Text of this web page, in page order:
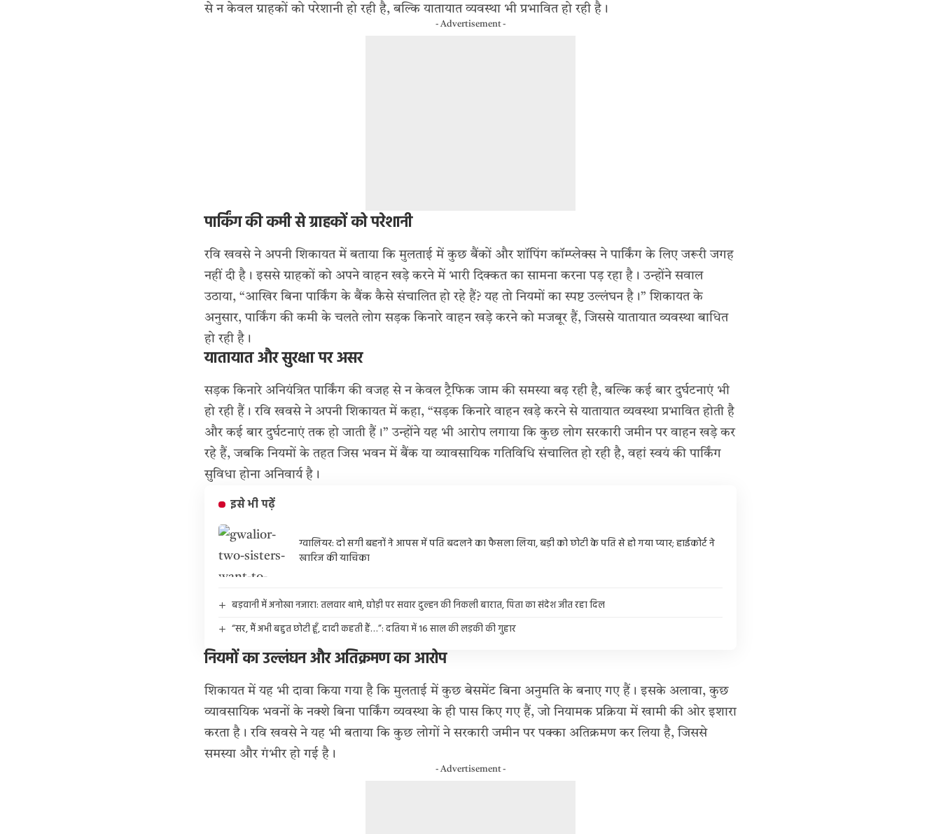
से न केवल ग्राहकों को परेशानी हो रही है, बल्कि यातायात व्यवस्था भी प्रभावित हो रही है।
- Advertisement -
पार्किंग की कमी से ग्राहकों को परेशानी
रवि खवसे ने अपनी शिकायत में बताया कि मुलताई में कुछ बैंकों और शॉपिंग कॉम्प्लेक्स ने पार्किंग के लिए जरूरी जगह
नहीं दी है। इससे ग्राहकों को अपने वाहन खड़े करने में भारी दिक्कत का सामना करना पड़ रहा है। उन्होंने सवाल
उठाया, “आखिर बिना पार्किंग के बैंक कैसे संचालित हो रहे हैं? यह तो नियमों का स्पष्ट उल्लंघन है।” शिकायत के
अनुसार, पार्किंग की कमी के चलते लोग सड़क किनारे वाहन खड़े करने को मजबूर हैं, जिससे यातायात व्यवस्था बाधित
हो रही है।
यातायात और सुरक्षा पर असर
सड़क किनारे अनियंत्रित पार्किंग की वजह से न केवल ट्रैफिक जाम की समस्या बढ़ रही है, बल्कि कई बार दुर्घटनाएं भी
हो रही हैं। रवि खवसे ने अपनी शिकायत में कहा, “सड़क किनारे वाहन खड़े करने से यातायात व्यवस्था प्रभावित होती है
और कई बार दुर्घटनाएं तक हो जाती हैं।” उन्होंने यह भी आरोप लगाया कि कुछ लोग सरकारी जमीन पर वाहन खड़े कर
रहे हैं, जबकि नियमों के तहत जिस भवन में बैंक या व्यावसायिक गतिविधि संचालित हो रही है, वहां स्वयं की पार्किंग
सुविधा होना अनिवार्य है।
इसे भी पढ़ें
ग्वालियर: दो सगी बहनों ने आपस में पति बदलने का फैसला लिया, बड़ी को छोटी के पति से हो गया प्यार; हाईकोर्ट ने
खारिज की याचिका
बड़वानी में अनोखा नजारा: तलवार थामे, घोड़ी पर सवार दुल्हन की निकली बारात, पिता का संदेश जीत रहा दिल
“सर, मैं अभी बहुत छोटी हूँ, दादी कहती हैं…”: दतिया में 16 साल की लड़की की गुहार
नियमों का उल्लंघन और अतिक्रमण का आरोप
शिकायत में यह भी दावा किया गया है कि मुलताई में कुछ बेसमेंट बिना अनुमति के बनाए गए हैं। इसके अलावा, कुछ
व्यावसायिक भवनों के नक्शे बिना पार्किंग व्यवस्था के ही पास किए गए हैं, जो नियामक प्रक्रिया में खामी की ओर इशारा
करता है। रवि खवसे ने यह भी बताया कि कुछ लोगों ने सरकारी जमीन पर पक्का अतिक्रमण कर लिया है, जिससे
समस्या और गंभीर हो गई है।
- Advertisement -